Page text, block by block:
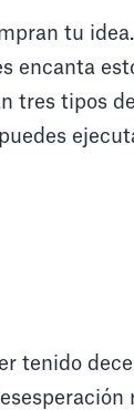
tu
encanta
tres tipos
tenido